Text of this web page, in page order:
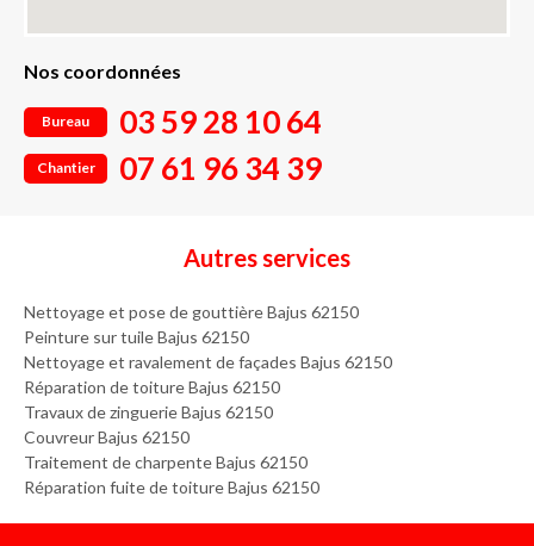
Nos coordonnées
Bureau 03 59 28 10 64
Chantier 07 61 96 34 39
Autres services
Nettoyage et pose de gouttière Bajus 62150
Peinture sur tuile Bajus 62150
Nettoyage et ravalement de façades Bajus 62150
Réparation de toiture Bajus 62150
Travaux de zinguerie Bajus 62150
Couvreur Bajus 62150
Traitement de charpente Bajus 62150
Réparation fuite de toiture Bajus 62150